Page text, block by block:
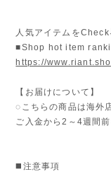
人気アイテムを
■Shop hot item
https://
【お届けについて】
◌こちらの商品は海外
ご入金から2～4週間
◼️注意事項